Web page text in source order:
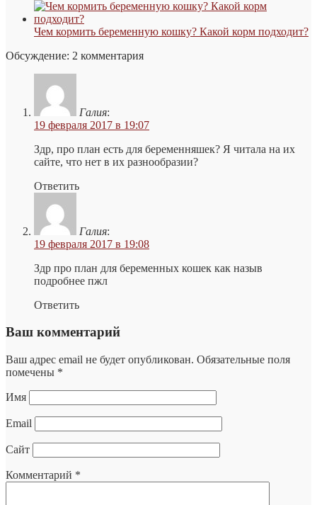
Чем кормить беременную кошку? Какой корм подходит?
Обсуждение: 2 комментария
Галия:
19 февраля 2017 в 19:07
Здр, про план есть для беременняшек? Я читала на их
сайте, что нет в их разнообразии?
Ответить
Галия:
19 февраля 2017 в 19:08
Здр про план для беременных кошек как назыв
подробнее пжл
Ответить
Ваш комментарий
Ваш адрес email не будет опубликован. Обязательные поля
помечены *
Имя
Email
Сайт
Комментарий *